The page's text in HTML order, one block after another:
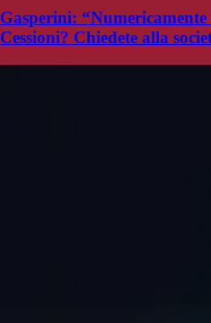
Gasperini:
Cessioni? Chiedete alla